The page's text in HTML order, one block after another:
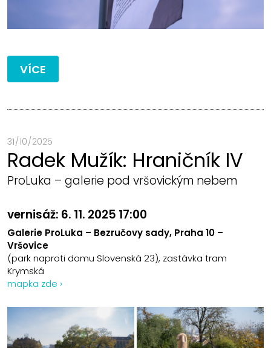
VÍCE
31 / 10 / 2025
Radek Mužík: Hraničník IV
ProLuka – galerie pod vršovickým nebem
vernisáž: 6. 11. 2025 17:00
Galerie ProLuka – Bezručovy sady, Praha 10 –
Vršovice
(park naproti domu Slovenská 23), zastávka tram
Krymská
mapka zde ›